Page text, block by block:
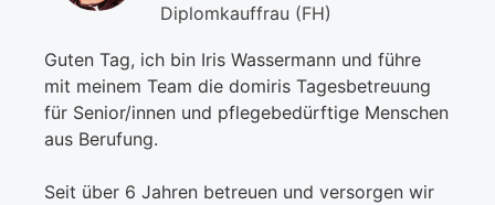
Diplomkauffrau (FH)
Guten Tag, ich bin Iris Wassermann und führe
mit meinem Team die domiris Tagesbetreuung
für Senior/innen und pflegebedürftige Menschen
aus Berufung.
Seit über 6 Jahren betreuen und versorgen wir